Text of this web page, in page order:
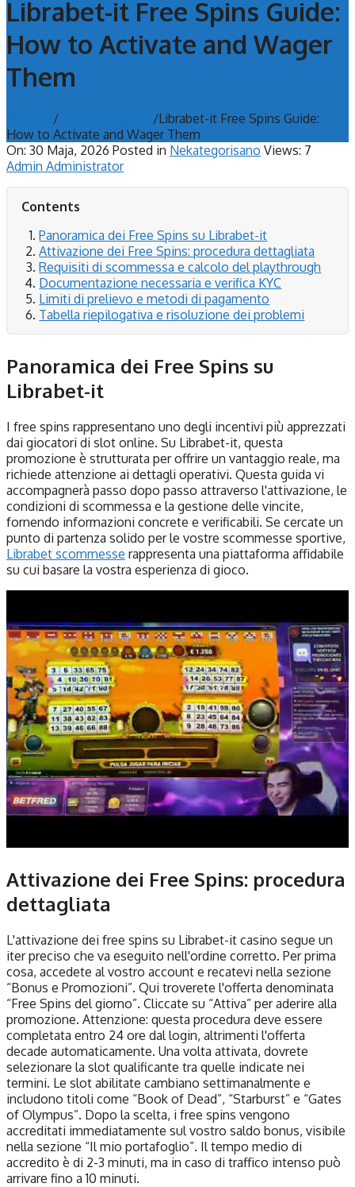
Librabet-it Free Spins Guide:
How to Activate and Wager
Them
/ /Librabet-it Free Spins Guide:
How to Activate and Wager Them
On: 30 Maja, 2026 Posted in Nekategorisano Views: 7
Admin Administrator
Contents
Panoramica dei Free Spins su Librabet-it
Attivazione dei Free Spins: procedura dettagliata
Requisiti di scommessa e calcolo del playthrough
Documentazione necessaria e verifica KYC
Limiti di prelievo e metodi di pagamento
Tabella riepilogativa e risoluzione dei problemi
Panoramica dei Free Spins su
Librabet-it
I free spins rappresentano uno degli incentivi più apprezzati
dai giocatori di slot online. Su Librabet-it, questa
promozione è strutturata per offrire un vantaggio reale, ma
richiede attenzione ai dettagli operativi. Questa guida vi
accompagnerà passo dopo passo attraverso l'attivazione, le
condizioni di scommessa e la gestione delle vincite,
fornendo informazioni concrete e verificabili. Se cercate un
punto di partenza solido per le vostre scommesse sportive,
Librabet scommesse rappresenta una piattaforma affidabile
su cui basare la vostra esperienza di gioco.
Attivazione dei Free Spins: procedura
dettagliata
L'attivazione dei free spins su Librabet-it casino segue un
iter preciso che va eseguito nell'ordine corretto. Per prima
cosa, accedete al vostro account e recatevi nella sezione
“Bonus e Promozioni”. Qui troverete l'offerta denominata
“Free Spins del giorno”. Cliccate su “Attiva” per aderire alla
promozione. Attenzione: questa procedura deve essere
completata entro 24 ore dal login, altrimenti l'offerta
decade automaticamente. Una volta attivata, dovrete
selezionare la slot qualificante tra quelle indicate nei
termini. Le slot abilitate cambiano settimanalmente e
includono titoli come “Book of Dead”, “Starburst” e “Gates
of Olympus”. Dopo la scelta, i free spins vengono
accreditati immediatamente sul vostro saldo bonus, visibile
nella sezione “Il mio portafoglio”. Il tempo medio di
accredito è di 2-3 minuti, ma in caso di traffico intenso può
arrivare fino a 10 minuti.